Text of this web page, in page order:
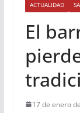
ACTUALIDAD
El
17 de enero